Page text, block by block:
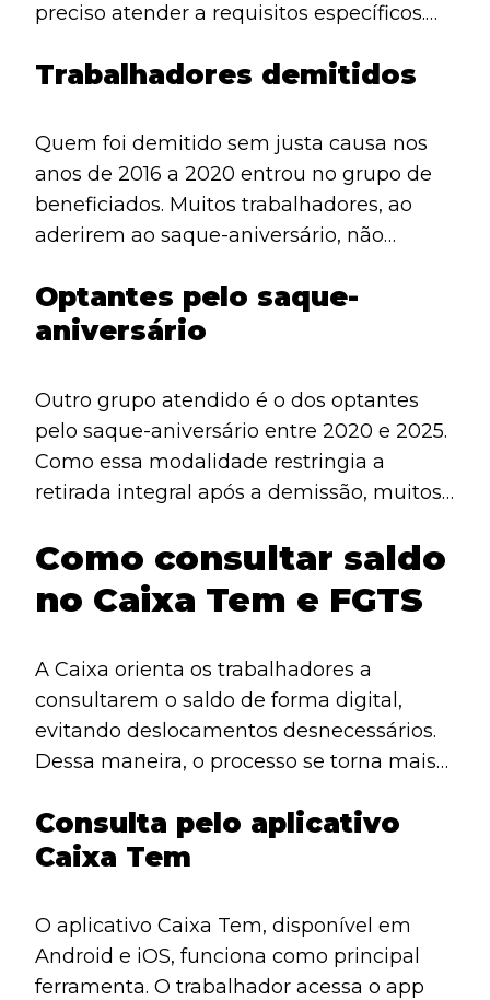
preciso atender a requisitos específicos.
optaram pelo saque-aniversário e foram
janeiro de 2020 e 28 de fevereiro de 2025
ganharam prioridade. Além disso, contas
inativas anteriores a esse período
também podem liberar valores, desde que
Trabalhadores demitidos
Quem foi demitido sem justa causa nos
anos de 2016 a 2020 entrou no grupo de
beneficiados. Muitos trabalhadores, ao
aderirem ao saque-aniversário, não
sacar a rescisão integral. Por essa razão,
ficaram sem acesso a parte do FGTS.
corrige esse problema e libera novamente
o direito ao saque.
Optantes pelo saque-
aniversário
Outro grupo atendido é o dos optantes
pelo saque-aniversário entre 2020 e 2025.
Como essa modalidade restringia a
retirada integral após a demissão, muitos
bloqueados. Para resolver esse impasse, a
MP 1.290 autorizou a liberação em duas
etapas, o que aumenta a segurança
Como consultar saldo
no Caixa Tem e FGTS
A Caixa orienta os trabalhadores a
consultarem o saldo de forma digital,
evitando deslocamentos desnecessários.
Dessa maneira, o processo se torna mais
Consulta pelo aplicativo
Caixa Tem
O aplicativo Caixa Tem, disponível em
Android e iOS, funciona como principal
ferramenta. O trabalhador acessa o app